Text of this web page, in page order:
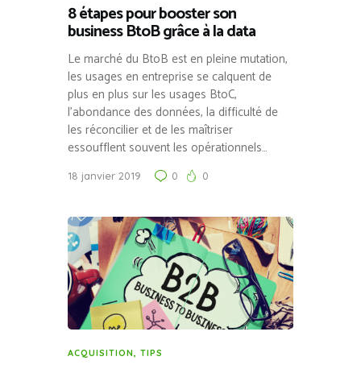
8 étapes pour booster son
business BtoB grâce à la data
Le marché du BtoB est en pleine mutation,
les usages en entreprise se calquent de
plus en plus sur les usages BtoC,
l’abondance des données, la difficulté de
les réconcilier et de les maîtriser
essoufflent souvent les opérationnels…
18 janvier 2019 0 0
ACQUISITION, TIPS